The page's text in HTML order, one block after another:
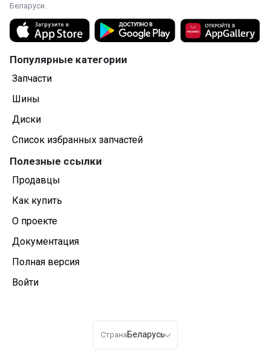
Беларуси.
Популярные категории
Запчасти
Шины
Диски
Список избранных запчастей
Полезные ссылки
Продавцы
Как купить
О проекте
Документация
Полная версия
Войти
Страна Беларусь